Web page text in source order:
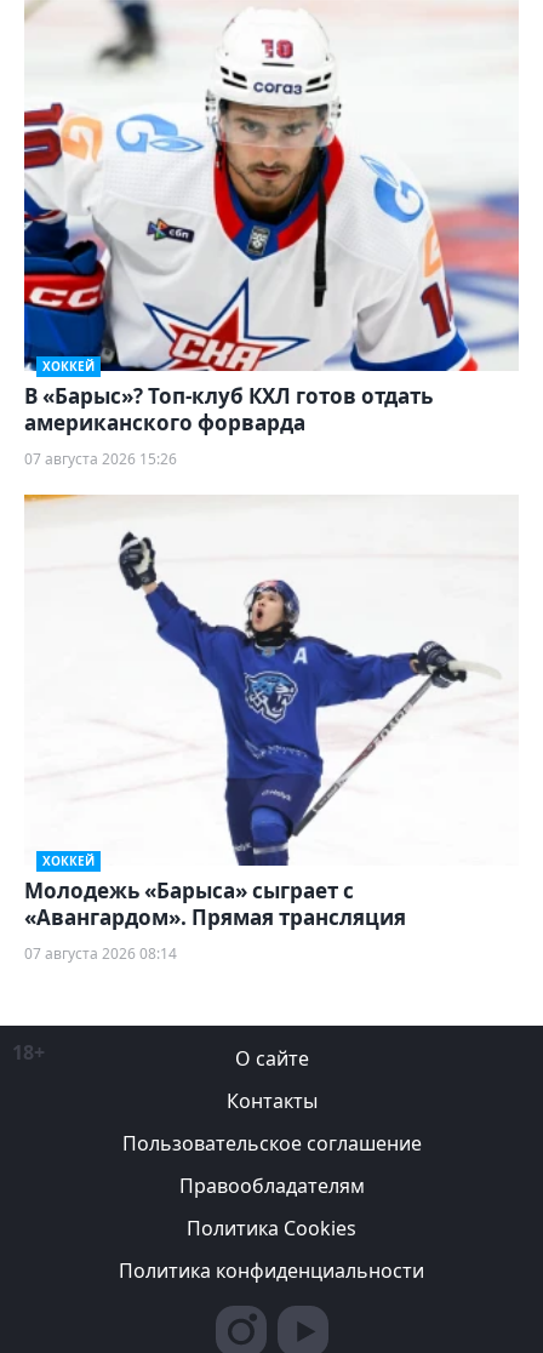
ХОККЕЙ
В «Барыс»? Топ-клуб КХЛ готов отдать
американского форварда
07 августа 2026 15:26
ХОККЕЙ
Молодежь «Барыса» сыграет с
«Авангардом». Прямая трансляция
07 августа 2026 08:14
18+
О сайте
Контакты
Пользовательское соглашение
Правообладателям
Политика Cookies
Политика конфиденциальности